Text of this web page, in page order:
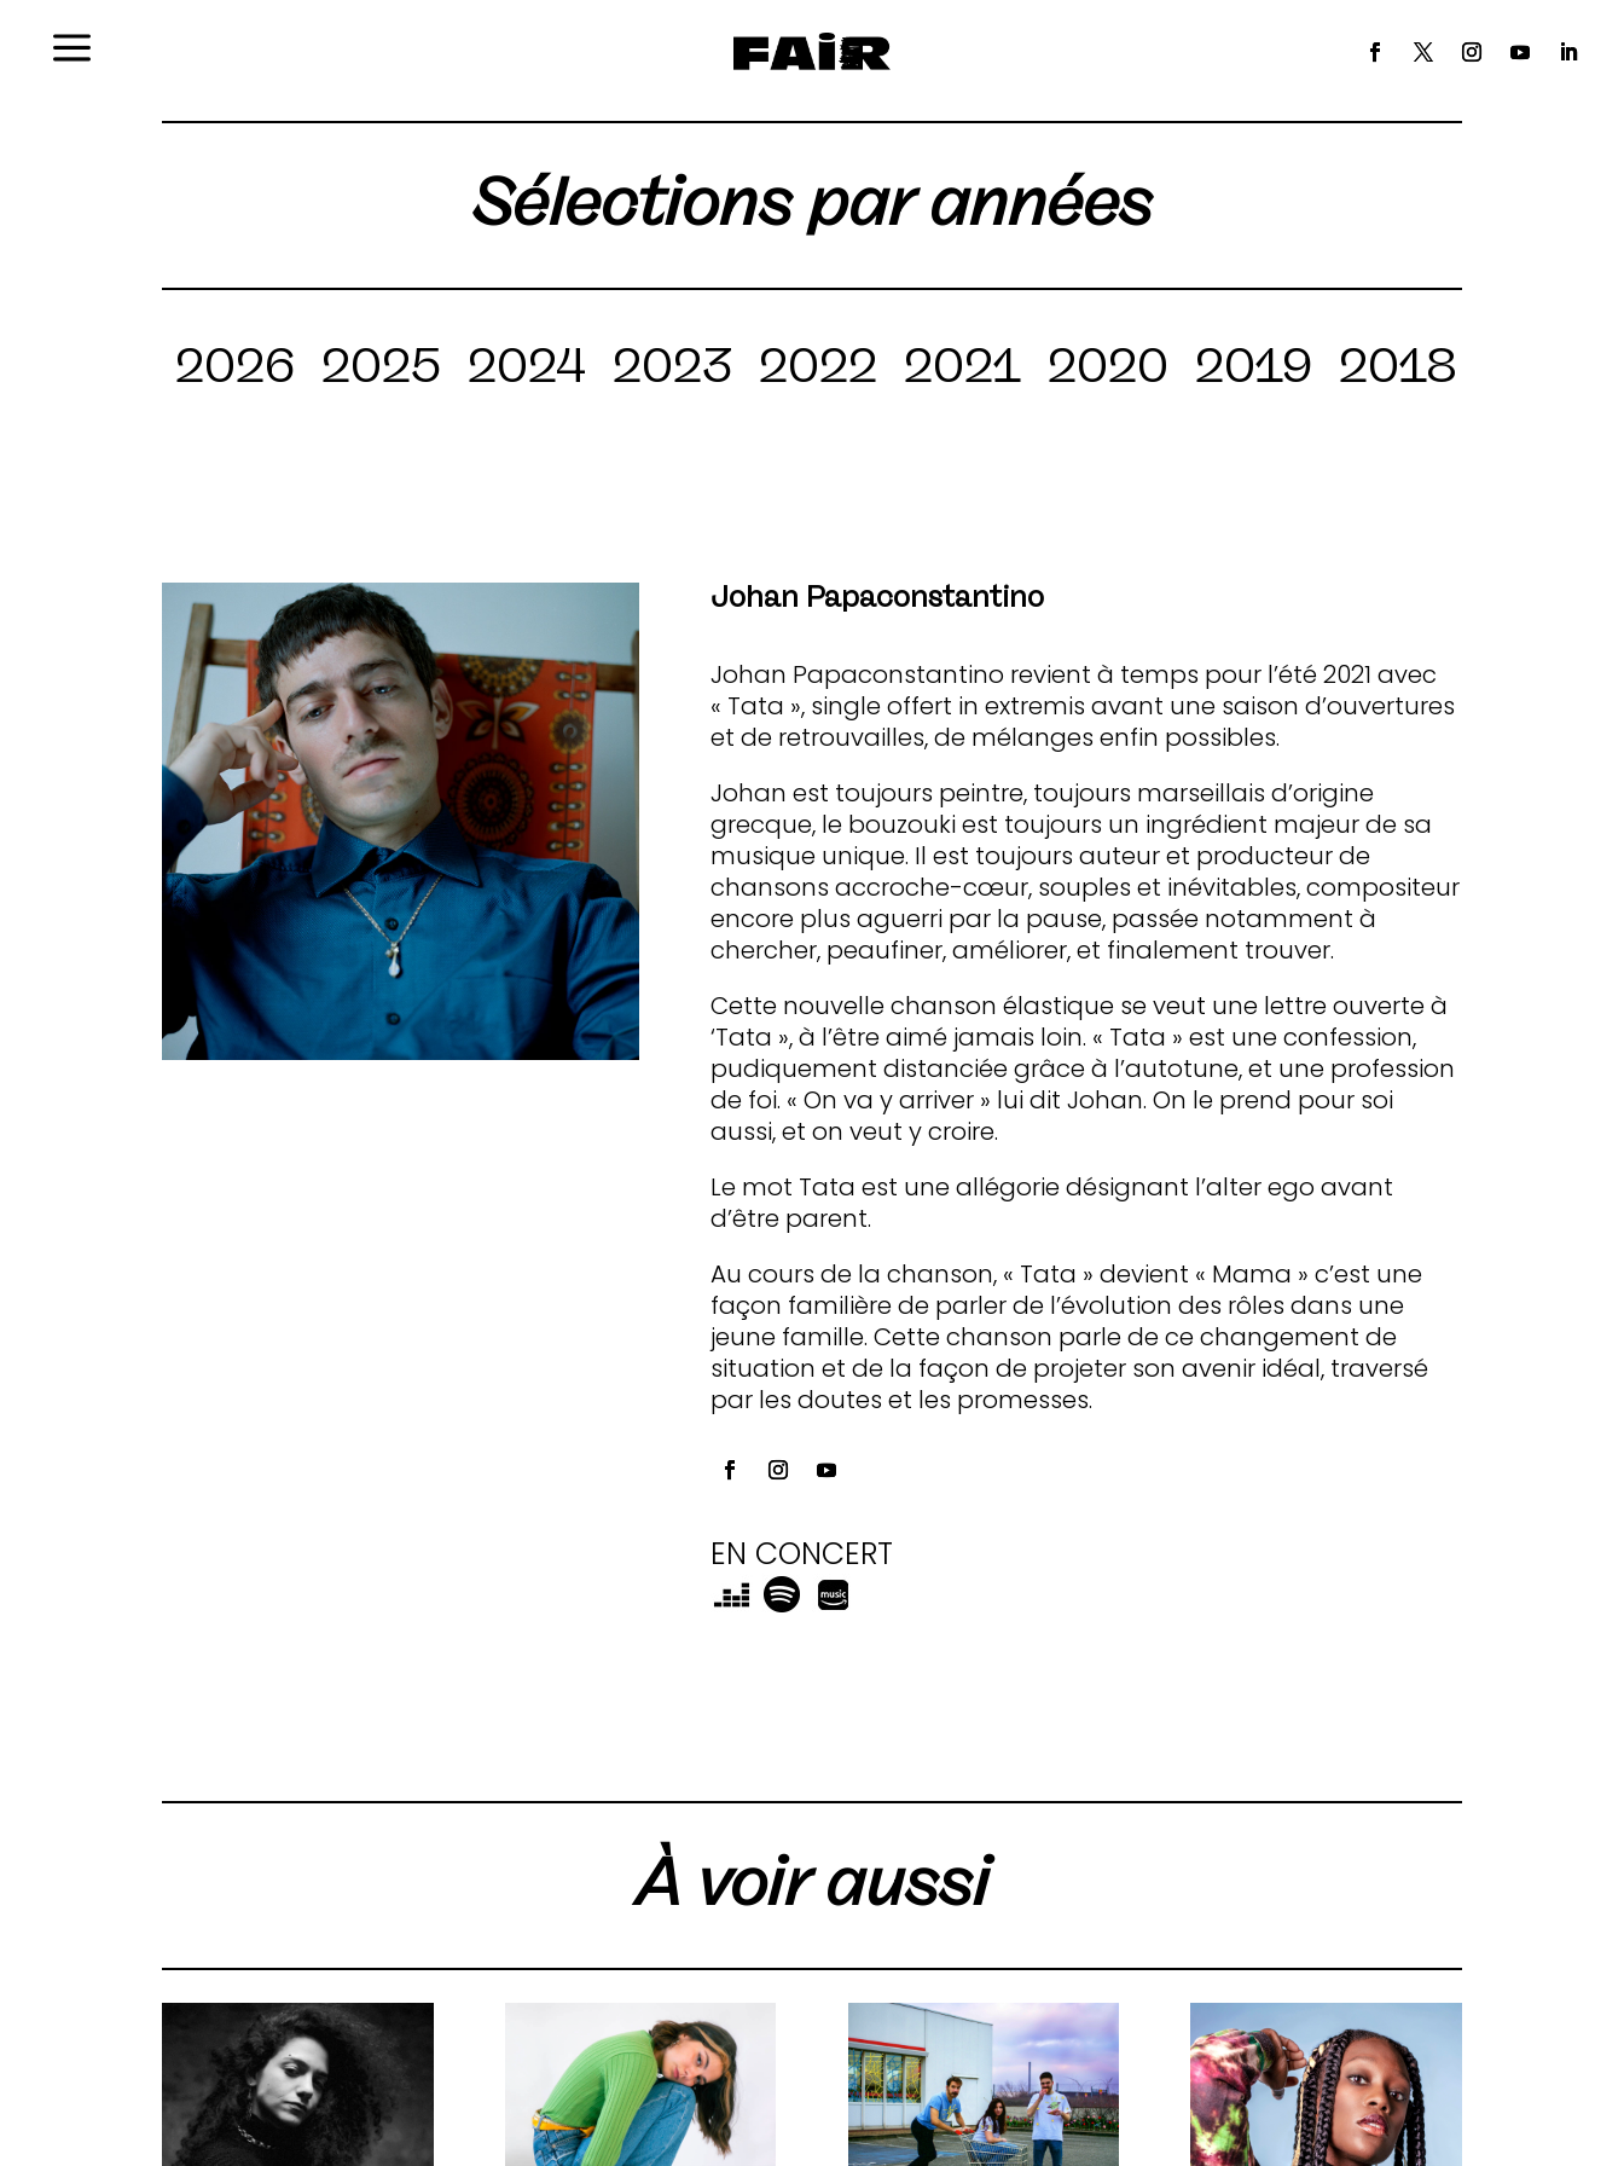
Sélections par années
2026 2025 2024 2023 2022 2021 2020 2019 2018
Johan Papaconstantino
Johan Papaconstantino revient à temps pour l’été 2021 avec
« Tata », single offert in extremis avant une saison d’ouvertures
et de retrouvailles, de mélanges enfin possibles.
Johan est toujours peintre, toujours marseillais d’origine
grecque, le bouzouki est toujours un ingrédient majeur de sa
musique unique. Il est toujours auteur et producteur de
chansons accroche-cœur, souples et inévitables, compositeur
encore plus aguerri par la pause, passée notamment à
chercher, peaufiner, améliorer, et finalement trouver.
Cette nouvelle chanson élastique se veut une lettre ouverte à
‘Tata », à l’être aimé jamais loin. « Tata » est une confession,
pudiquement distanciée grâce à l’autotune, et une profession
de foi. « On va y arriver » lui dit Johan. On le prend pour soi
aussi, et on veut y croire.
Le mot Tata est une allégorie désignant l’alter ego avant
d’être parent.
Au cours de la chanson, « Tata » devient « Mama » c’est une
façon familière de parler de l’évolution des rôles dans une
jeune famille. Cette chanson parle de ce changement de
situation et de la façon de projeter son avenir idéal, traversé
par les doutes et les promesses.
EN CONCERT
À voir aussi